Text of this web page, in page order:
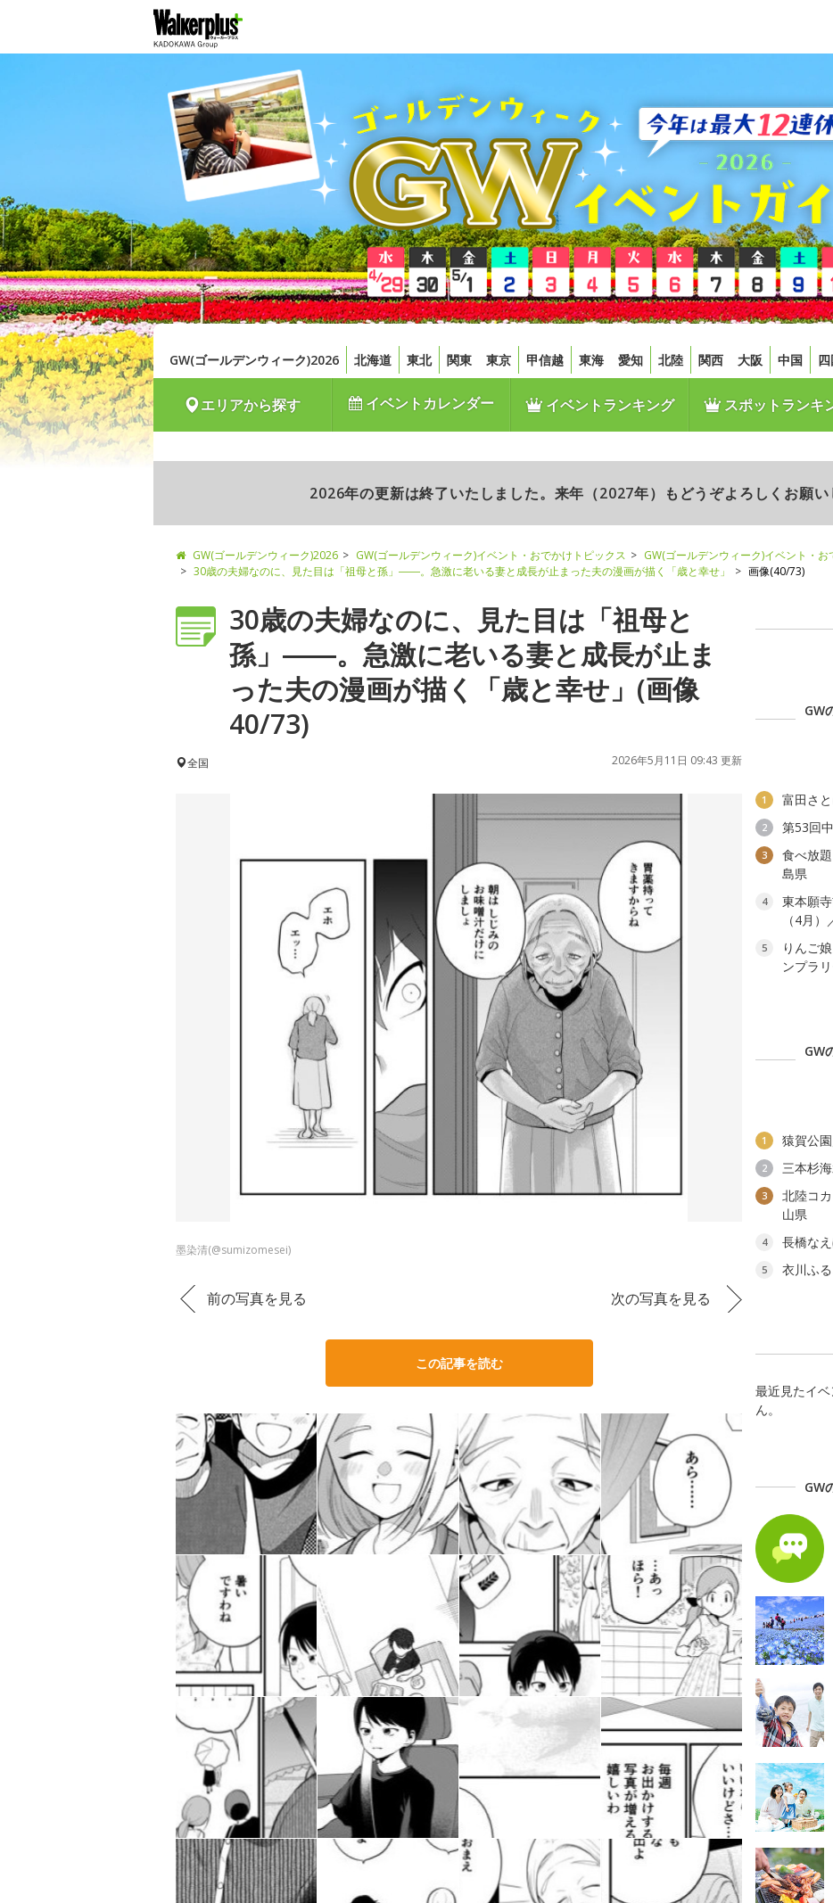
GW(ゴールデンウィーク)2026 北海道 東北 関東 東京 甲信越 東海 愛知 北陸 関西 大阪 中国
エリアから探す イベントカレンダー イベントランキング スポットランキ
2026年の更新は終了いたしました。来年（2027年）もどうぞよろしくお願い
GW(ゴールデンウィーク)2026 GW(ゴールデンウィーク)イベント・おでかけトピックス
GW(ゴールデンウィーク)イベント・お
30歳の夫婦なのに、見た目は「祖母と孫」――。急激に老いる妻と成長が止まった夫の漫画が描く「歳と幸せ」
画像(40/73)
30歳の夫婦なのに、見た目は「祖母と
孫」――。急激に老いる妻と成長が止ま
った夫の漫画が描く「歳と幸せ」(画像
40/73)
全国 2026年5月11日 09:43 更新
墨染清(@sumizomesei)
前の写真を見る 次の写真を見る
この記事を読む
GW
1 富田さ
2 第53回
3
食べ放
島県
4
東本願
（4月
5
りんご
ンプラ
GW
1 猿賀公
2 三本杉
3
北陸コ
山県
4 長橋な
5
衣川ふ
最近見たイ
ん。
GW